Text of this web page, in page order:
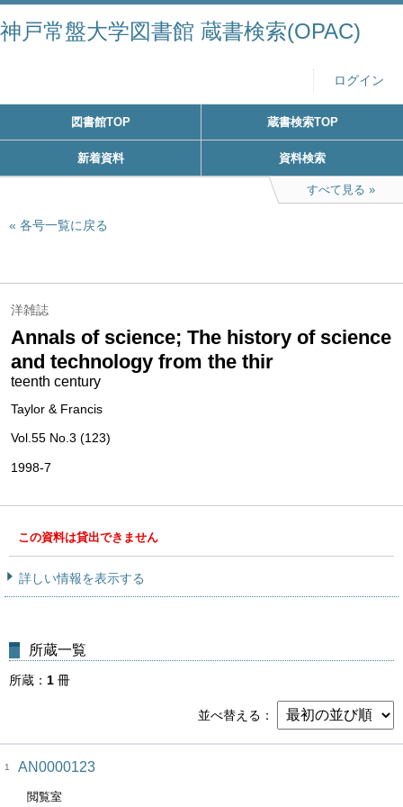
神戸常盤大学図書館 蔵書検索(OPAC)
ログイン
図書館TOP 蔵書検索TOP
新着資料 資料検索
すべて見る
各号一覧に戻る
洋雑誌
Annals of science; The history of science
and technology from the thir
teenth century
Taylor & Francis
Vol.55 No.3 (123)
1998-7
この資料は貸出できません
詳しい情報を表示する
所蔵一覧
所蔵 1 冊
並べ替える
1 AN0000123
閲覧室